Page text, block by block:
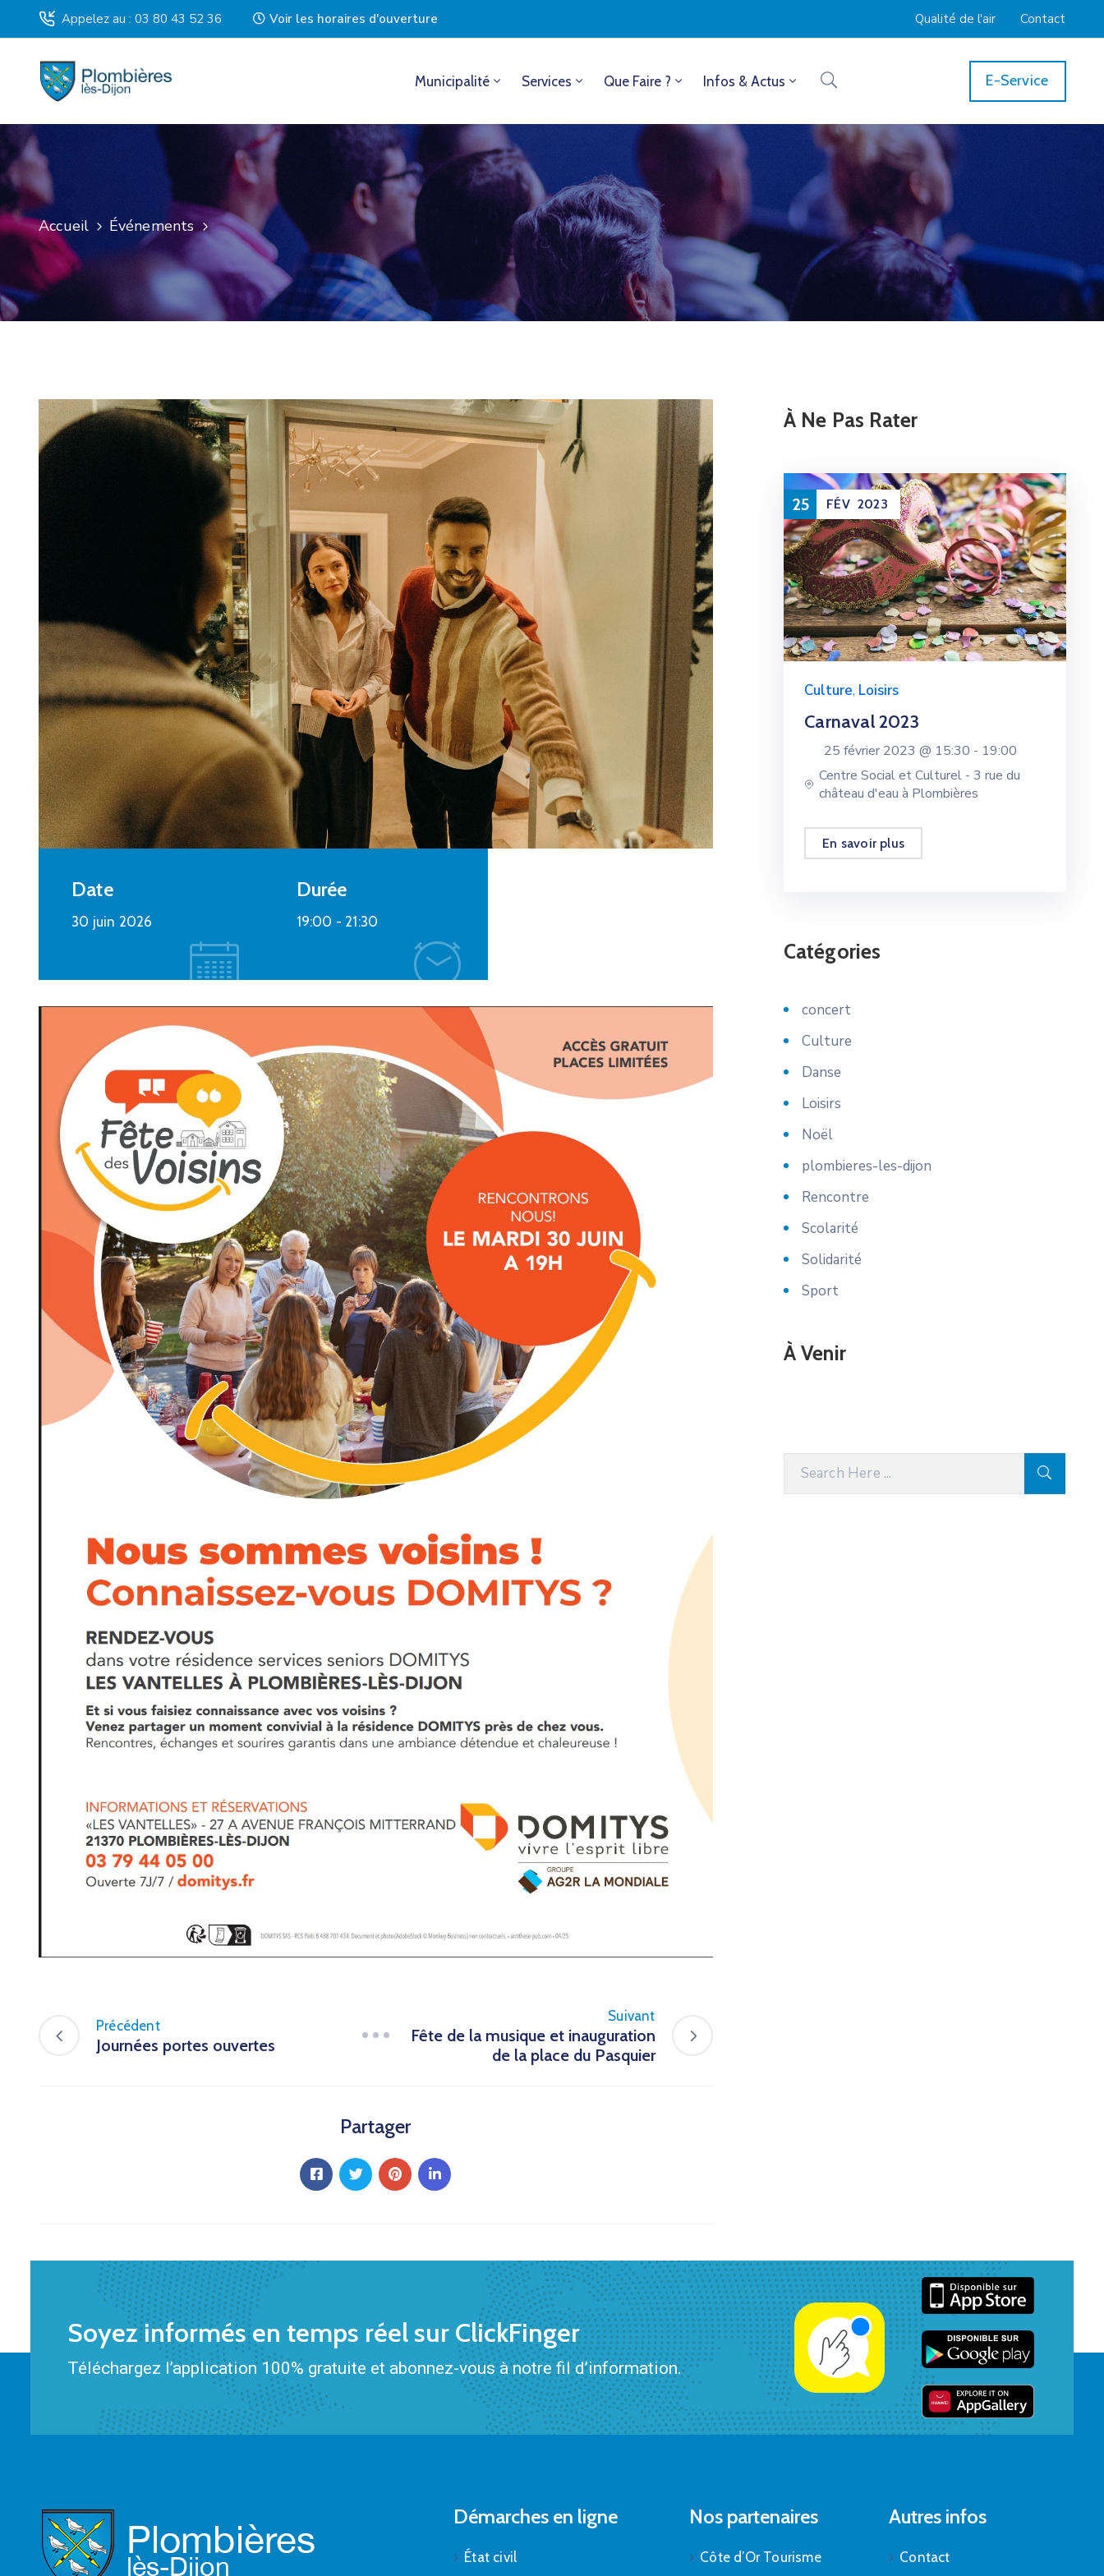
Appelez au : 03 80 43 52 36 Voir les horaires d'ouverture Qualité de l'air Contact
Municipalité Services Que Faire ? Infos & Actus E-Service
Accueil Événements
Date
30 juin 2026
Durée
19:00 - 21:30
Précédent
Journées portes ouvertes
Suivant
Fête de la musique et inauguration
de la place du Pasquier
Partager
À Ne Pas Rater
Culture,Loisirs
Carnaval 2023
25 février 2023 @15:30 -19:00
Centre Social et Culturel - 3 rue du
château d'eau à Plombières
En savoir plus
25 FÉV
Culture, Loisirs
Carnaval 2023
25 février 2023 @
19:00
Centre Social et Culturel - 3 rue du
château d'eau à Plombières
En savoir plus
25 FÉV 2023
Culture, Loisirs
Carnaval 2023
25 février 2023 @ 15:30 - 19:00
Centre Social et Culturel - 3 rue du
château d'eau à Plombières
En savoir plus
Catégories
concert
Culture
Danse
Loisirs
Noël
plombieres-les-dijon
Rencontre
Scolarité
Solidarité
Sport
À Venir
Soyez informés en temps réel sur ClickFinger
Téléchargez l’application 100% gratuite et abonnez-vous à notre fil d’information.
Démarches en ligne
État civil
Nos partenaires
Côte d’Or Tourisme
Autres infos
Contact